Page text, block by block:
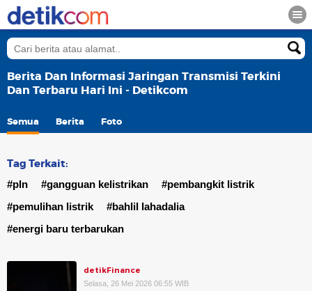
Berita Dan Informasi Jaringan Transmisi Terkini
Dan Terbaru Hari Ini - Detikcom
Semua Berita Foto
Tag Terkait:
#pln #gangguan kelistrikan
#pembangkit listrik
#pemulihan listrik
#bahlil lahadalia
#energi baru terbarukan
detikFinance
Selasa, 26 Mei 2026 06:55 WIB